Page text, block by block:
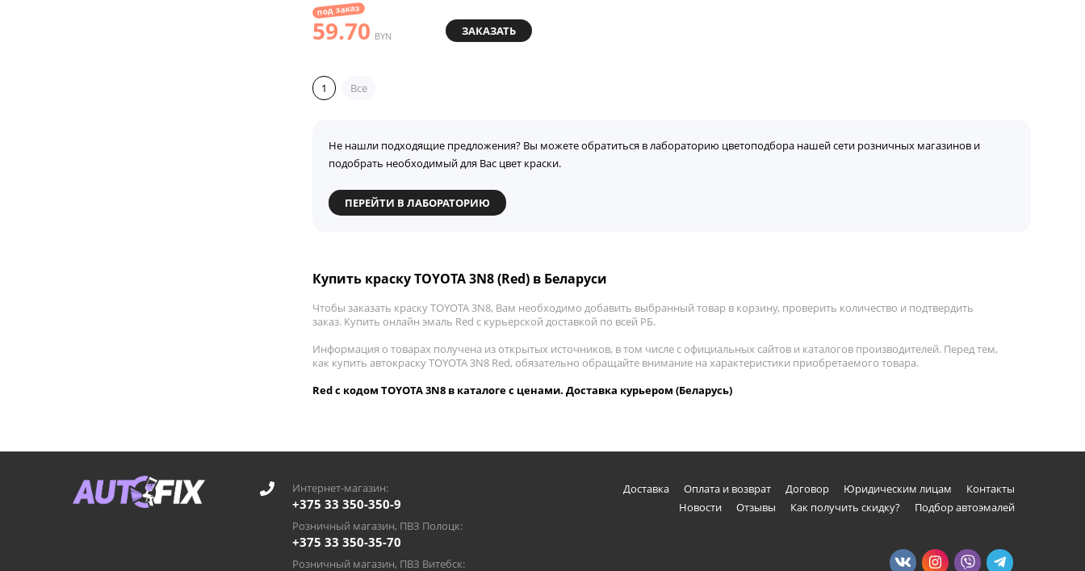
под заказ
59.70 BYN ЗАКАЗАТЬ
1 Все
Не нашли подходящие предложения? Вы можете обратиться в лабораторию цветоподбора нашей сети розничных магазинов и
подобрать необходимый для Вас цвет краски.
ПЕРЕЙТИ В ЛАБОРАТОРИЮ
Купить краску TOYOTA 3N8 (Red) в Беларуси
Чтобы заказать краску TOYOTA 3N8, Вам необходимо добавить выбранный товар в корзину, проверить количество и подтвердить
заказ. Купить онлайн эмаль Red с курьерской доставкой по всей РБ.
Информация о товарах получена из открытых источников, в том числе с официальных сайтов и каталогов производителей. Перед тем,
как купить автокраску TOYOTA 3N8 Red, обязательно обращайте внимание на характеристики приобретаемого товара.
Red с кодом TOYOTA 3N8 в каталоге с ценами. Доставка курьером (Беларусь)
Интернет-магазин:
+375 33 350-350-9
Розничный магазин, ПВЗ Полоцк:
+375 33 350-35-70
Розничный магазин, ПВЗ Витебск:
Доставка Оплата и возврат Договор Юридическим лицам
Контакты
Новости
Отзывы Как получить скидку? Подбор автоэмалей